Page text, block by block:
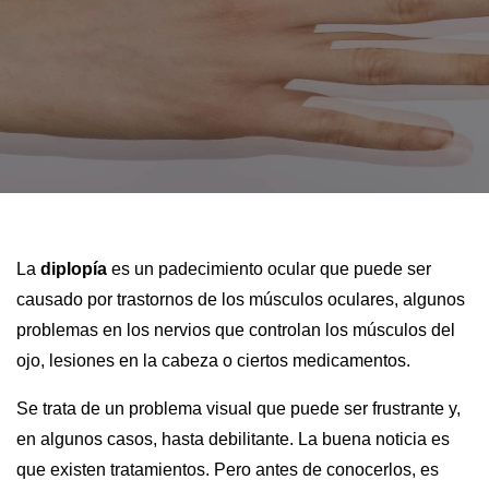
La diplopía es un padecimiento ocular que puede ser
causado por trastornos de los músculos oculares, algunos
problemas en los nervios que controlan los músculos del
ojo, lesiones en la cabeza o ciertos medicamentos.
Se trata de un problema visual que puede ser frustrante y,
en algunos casos, hasta debilitante. La buena noticia es
que existen tratamientos. Pero antes de conocerlos, es